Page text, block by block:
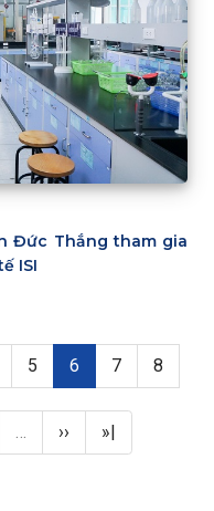
Đức Thắng tham gia
ISI
Page
5 Trang hiện thời
6 Page
7 Page
8
… Next page
›› Last page
»|